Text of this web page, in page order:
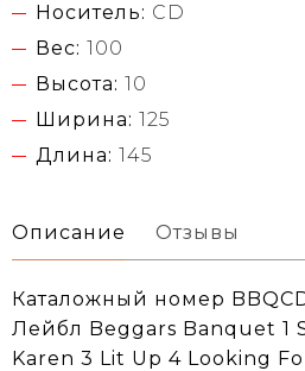
Носитель: CD
Вес: 100
Высота: 10
Ширина: 125
Длина: 145
Описание Отзывы
Каталожный номер
Лейбл Beggars Banquet 1
Karen 3 Lit Up 4 Looking